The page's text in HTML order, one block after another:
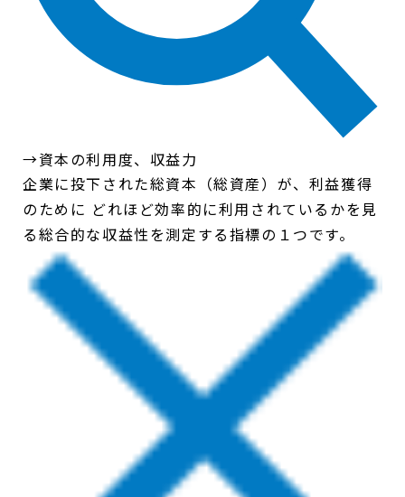
→資本の利用度、収益力
企業に投下された総資本（総資産）が、利益獲得
のために どれほど効率的に利用されているかを見
る総合的な収益性を測定する指標の１つです。